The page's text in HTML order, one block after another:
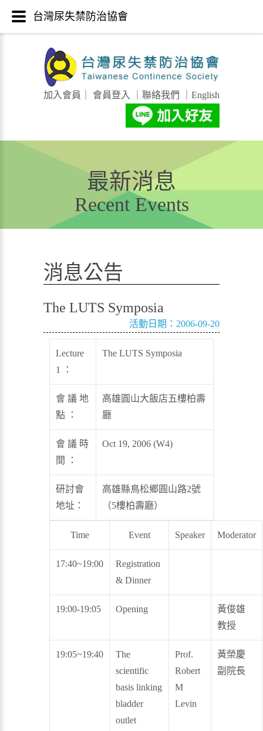
加入會員 會員登入 聯絡我們 English
最新消息
Recent Events
消息公告
The LUTS Symposia
活動日期：2006-09-20
Lecture
1 ：
The LUTS Symposia
會 議 地
點 ：
高雄圓山大飯店五樓柏壽
廳
會 議 時
間 ：
Oct 19, 2006 (W4)
研討會
地址：
高雄縣鳥松鄉圓山路2號
（5樓柏壽廳）
Time Event Speaker Moderator
17:40~19:00
Registration
& Dinner
19:00-19:05 Opening
黃俊雄
教授
19:05~19:40
The
scientific
basis linking
bladder
outlet
Prof.
Robert
M
Levin
黃榮慶
副院長
台灣尿失禁防治協會